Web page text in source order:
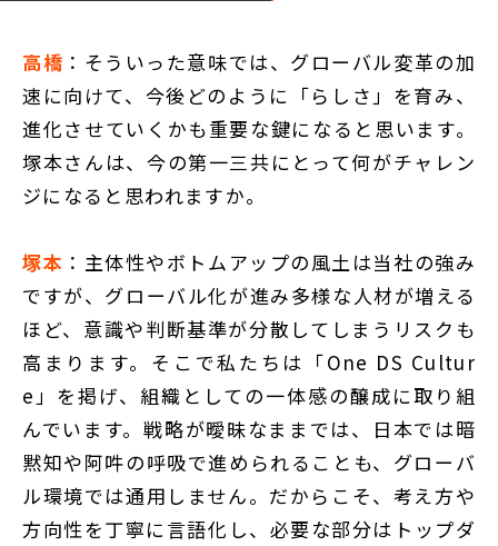
高橋 ：そういった意味では、グローバル変革の加
速に向けて、今後どのように「らしさ」を育み、
進化させていくかも重要な鍵になると思います。
塚本さんは、今の第一三共にとって何がチャレン
ジになると思われますか。
塚本 ：主体性やボトムアップの風土は当社の強み
ですが、グローバル化が進み多様な人材が増える
ほど、意識や判断基準が分散してしまうリスクも
高まります。そこで私たちは「One DS Cultur
e」を掲げ、組織としての一体感の醸成に取り組
んでいます。戦略が曖昧なままでは、日本では暗
黙知や阿吽の呼吸で進められることも、グローバ
ル環境では通用しません。だからこそ、考え方や
方向性を丁寧に言語化し、必要な部分はトップダ